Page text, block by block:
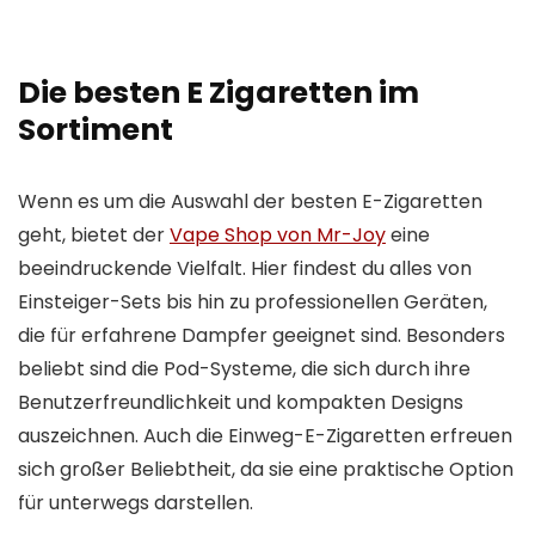
Die besten E Zigaretten im
Sortiment
Wenn es um die Auswahl der besten E-Zigaretten
geht, bietet derVape Shop von Mr-Joyeine
beeindruckende Vielfalt. Hier findest du alles von
Einsteiger-Sets bis hin zu professionellen Geräten,
die für erfahrene Dampfer geeignet sind. Besonders
beliebt sind die Pod-Systeme, die sich durch ihre
Benutzerfreundlichkeit und kompakten Designs
auszeichnen. Auch die Einweg-E-Zigaretten erfreuen
sich großer Beliebtheit, da sie eine praktische Option
für unterwegs darstellen.